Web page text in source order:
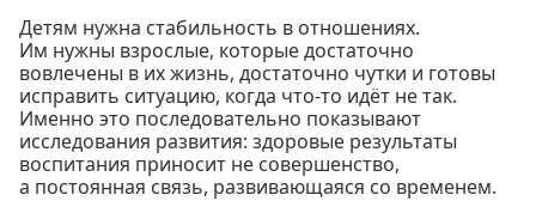
Детям нужна стабильность в отношениях.
Им нужны взрослые, которые достаточно
вовлечены в их жизнь, достаточно чутки и готовы
исправить ситуацию, когда что-то идёт не так.
Именно это последовательно показывают
исследования развития: здоровые результаты
воспитания приносит не совершенство,
а постоянная связь, развивающаяся со временем.